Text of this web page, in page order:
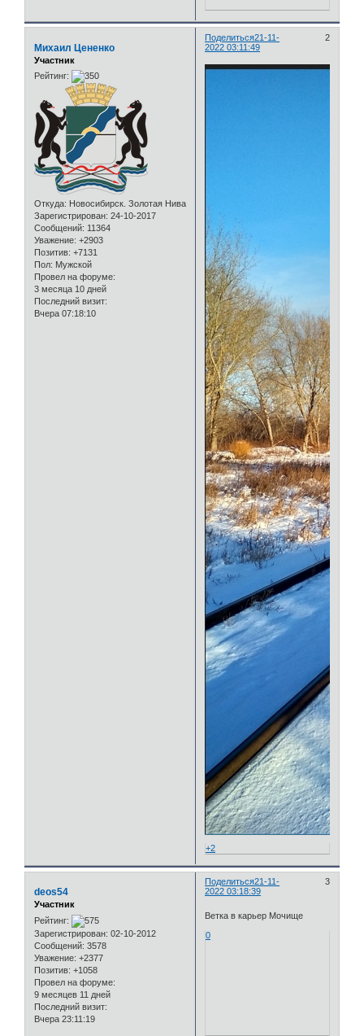
Поделиться 2
21-11-
2022 03:11:49
Михаил Цененко
Участник
Рейтинг:
Откуда: Новосибирск. Золотая Нива
Зарегистрирован: 24-10-2017
Сообщений: 11364
Уважение: +2903
Позитив: +7131
Пол: Мужской
Провел на форуме:
3 месяца 10 дней
Последний визит:
Вчера 07:18:10
+2
Поделиться 3
21-11-
2022 03:18:39
deos54
Участник
Рейтинг:
Зарегистрирован: 02-10-2012
Сообщений: 3578
Уважение: +2377
Позитив: +1058
Провел на форуме:
9 месяцев 11 дней
Последний визит:
Вчера 23:11:19
Ветка в карьер Мочище
0